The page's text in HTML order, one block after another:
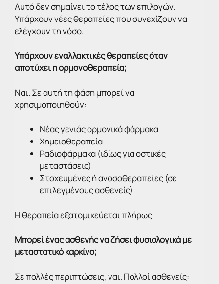
Αυτό δεν σημαίνει το τέλος των επιλογών.
Υπάρχουν νέες θεραπείες που συνεχίζουν να
ελέγχουν τη νόσο.
Υπάρχουν εναλλακτικές θεραπείες όταν
αποτύχει η ορμονοθεραπεία;
Ναι. Σε αυτή τη φάση μπορεί να
χρησιμοποιηθούν:
Νέας γενιάς ορμονικά φάρμακα
Χημειοθεραπεία
Ραδιοφάρμακα (ιδίως για οστικές
μεταστάσεις)
Στοχευμένες ή ανοσοθεραπείες (σε
επιλεγμένους ασθενείς)
Η θεραπεία εξατομικεύεται πλήρως.
Μπορεί ένας ασθενής να ζήσει φυσιολογικά με
μεταστατικό καρκίνο;
Σε πολλές περιπτώσεις, ναι. Πολλοί ασθενείς: